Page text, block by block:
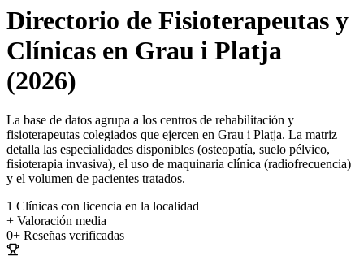
Directorio de Fisioterapeutas y
Clínicas en Grau i Platja
(2026)
La base de datos agrupa a los centros de rehabilitación y
fisioterapeutas colegiados que ejercen en Grau i Platja. La matriz
detalla las especialidades disponibles (osteopatía, suelo pélvico,
fisioterapia invasiva), el uso de maquinaria clínica (radiofrecuencia)
y el volumen de pacientes tratados.
1 Clínicas con licencia en la localidad
+ Valoración media
0+ Reseñas verificadas